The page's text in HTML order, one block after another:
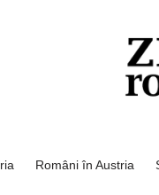
Români în Austria